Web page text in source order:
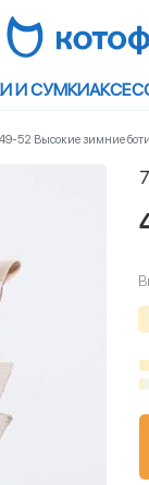
И СУМКИ
52 Высокие зимние